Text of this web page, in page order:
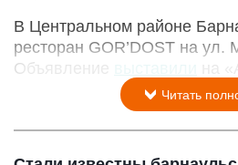
В Центральном районе
ресторан GOR’DOST на ул.
Объявление
на
Читать